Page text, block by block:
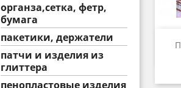
органза,сетка, фетр,
бумага
пакетики, держатели
патчи и изделия из
глиттера
пенопластовые изделия